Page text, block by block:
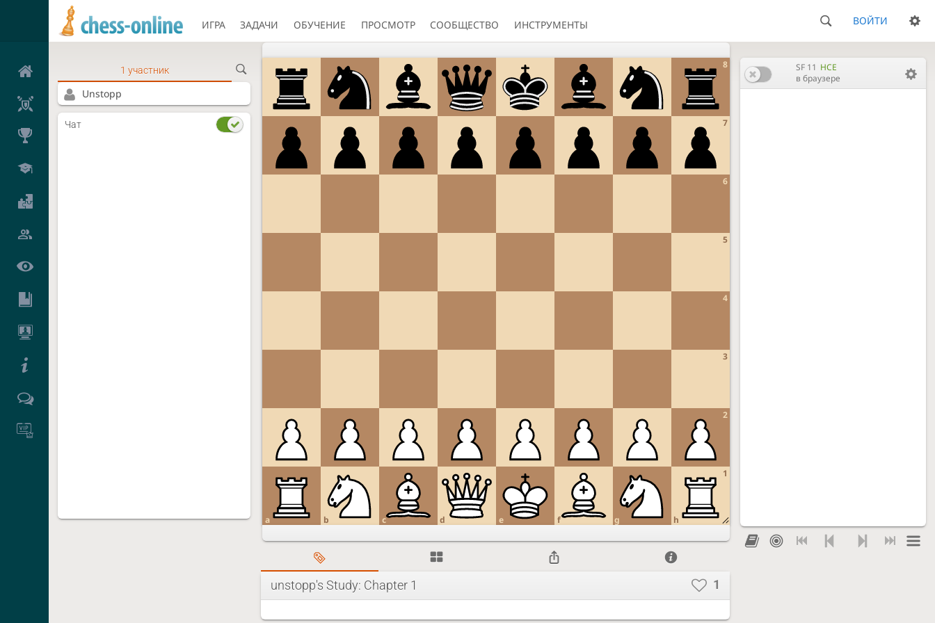
ИГРА ЗАДАЧИ ОБУЧЕНИЕ ПРОСМОТР СООБЩЕСТВО ИНСТРУМЕНТЫ ВОЙТИ
1
2
3
4
5
6
7
8
a b c d e f g h
SF 11 HCE
в браузере
unstopp's Study: Chapter 1 1
1 участник
Unstopp
Чат